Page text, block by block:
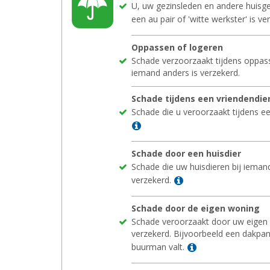
U, uw gezinsleden en andere
een au pair of 'witte werkster' is
Op­pas­sen of lo­ge­ren
Schade verzoorzaakt tijdens
iemand anders is verzekerd.
Scha­de tij­dens een
Schade die u veroorzaakt tijdens
Lees meer
Scha­de door een huis­dier
Schade die uw huisdieren bij
verzekerd.
Lees meer
Scha­de door de eigen wo­ning
Schade veroorzaakt door uw
verzekerd. Bijvoorbeeld een
buurman valt.
Lees meer